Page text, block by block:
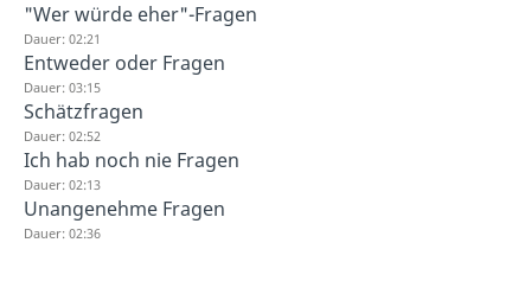
"Wer würde eher"-Fragen
Dauer: 02:21
Entweder oder Fragen
Dauer: 03:15
Schätzfragen
Dauer: 02:52
Ich hab noch nie Fragen
Dauer: 02:13
Unangenehme Fragen
Dauer: 02:36